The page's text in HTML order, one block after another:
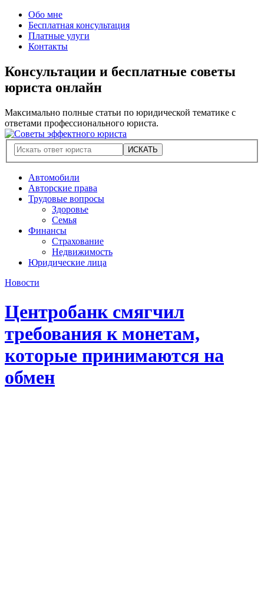
Обо мне
Бесплатная консультация
Платные улуги
Контакты
Консультации и бесплатные советы
юриста онлайн
Максимально полные статьи по юридической тематике с
ответами профессионального юриста.
Автомобили
Авторские права
Трудовые вопросы
Здоровье
Семья
Финансы
Страхование
Недвижимость
Юридические лица
Новости
Центробанк смягчил
требования к монетам,
которые принимаются на
обмен